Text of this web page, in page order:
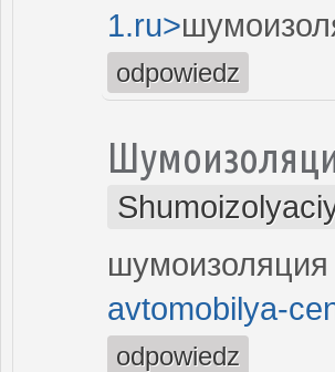
1.ru>
odpowiedz
avtomobilya-
odpowiedz